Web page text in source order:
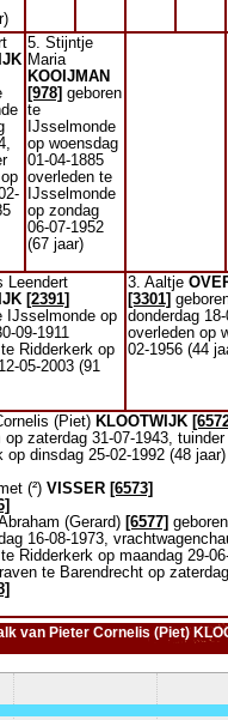
5. Stijntje
Maria
KOOIJMAN
[978] geboren
te
IJsselmonde
op woensdag
01-04-1885
overleden te
IJsselmonde
op zondag
06-07-1952
(67 jaar)
Leendert
[2391]
IJsselmonde op
09-1911
Ridderkerk op
05-2003 (91
3. Aaltje
[3301]
donderdag
overleden op
02-1956 (44
(Piet) KLOOTWIJK
op zaterdag 31-07-1943,
op dinsdag 25-02-1992 (48 jaar)
(²) VISSER [6573]
(Gerard) [6577]
16-08-1973,
Ridderkerk op maandag 29-
te Barendrecht op
van Pieter Cornelis (Piet)